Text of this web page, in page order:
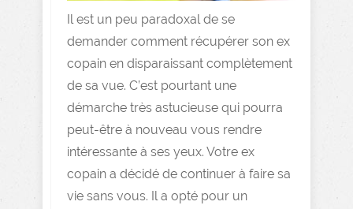
Il est un peu paradoxal de se
demander comment récupérer son ex
copain en disparaissant complètement
de sa vue. C’est pourtant une
démarche très astucieuse qui pourra
peut-être à nouveau vous rendre
intéressante à ses yeux. Votre ex
copain a décidé de continuer à faire sa
vie sans vous. Il a opté pour un